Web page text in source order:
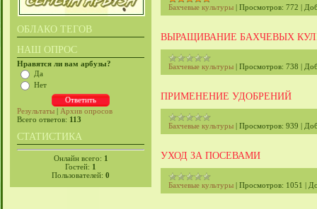
ОБЛАКО ТЕГОВ
НАШ ОПРОС
Нравятся ли вам арбузы?
Да
Нет
Результаты | Архив опросов
Всего ответов: 113
СТАТИСТИКА
Онлайн всего: 1
Гостей: 1
Пользователей: 0
Бахчевые культуры | Просмотров: 772 |
ВЫРАЩИВАНИЕ БАХЧЕВЫХ
Бахчевые культуры | Просмотров: 738 |
ПРИМЕНЕНИЕ УДОБРЕНИЙ
Бахчевые культуры | Просмотров: 939 |
УХОД ЗА ПОСЕВАМИ
Бахчевые культуры | Просмотров: 1051 |